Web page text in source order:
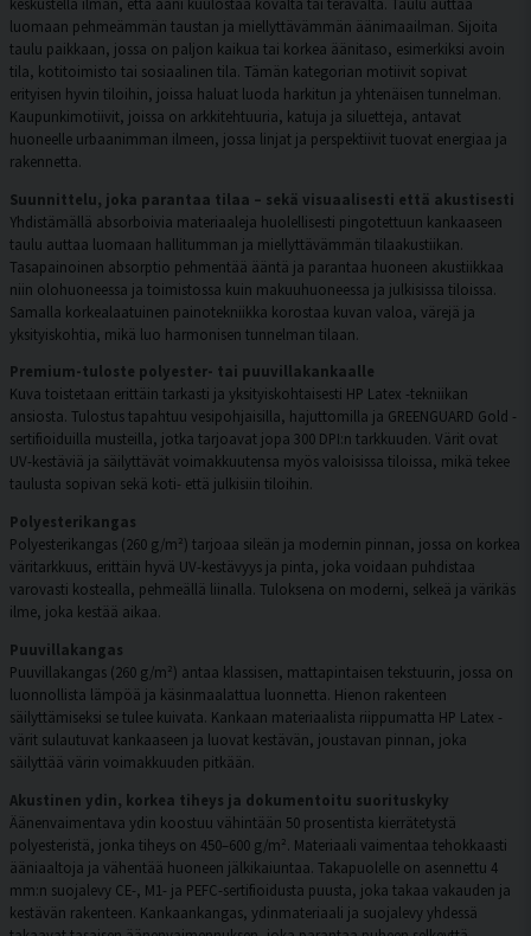
luomaan pehmeämmän taustan ja miellyttävämmän äänimaailman. Sijoita
taulu paikkaan, jossa on paljon kaikua tai korkea äänitaso, esimerkiksi avoin
tila, kotitoimisto tai sosiaalinen tila. Tämän kategorian motiivit sopivat
erityisen hyvin tiloihin, joissa haluat luoda harkitun ja yhtenäisen tunnelman.
Kaupunkimotiivit, joissa on arkkitehtuuria, katuja ja siluetteja, antavat
huoneelle urbaanimman ilmeen, jossa linjat ja perspektiivit tuovat energiaa ja
rakennetta.
Suunnittelu, joka parantaa tilaa – sekä visuaalisesti että akustisesti
Yhdistämällä absorboivia materiaaleja huolellisesti pingotettuun kankaaseen
taulu auttaa luomaan hallitumman ja miellyttävämmän tilaakustiikan.
Tasapainoinen absorptio pehmentää ääntä ja parantaa huoneen akustiikkaa
niin olohuoneessa ja toimistossa kuin makuuhuoneessa ja julkisissa tiloissa.
Samalla korkealaatuinen painotekniikka korostaa kuvan valoa, värejä ja
yksityiskohtia, mikä luo harmonisen tunnelman tilaan.
Premium-tuloste polyester- tai puuvillakankaalle
Kuva toistetaan erittäin tarkasti ja yksityiskohtaisesti HP Latex -tekniikan
ansiosta. Tulostus tapahtuu vesipohjaisilla, hajuttomilla ja GREENGUARD Gold -
sertifioiduilla musteilla, jotka tarjoavat jopa 300 DPI:n tarkkuuden. Värit ovat
UV-kestäviä ja säilyttävät voimakkuutensa myös valoisissa tiloissa, mikä tekee
taulusta sopivan sekä koti- että julkisiin tiloihin.
Polyesterikangas
Polyesterikangas (260 g/m²) tarjoaa sileän ja modernin pinnan, jossa on korkea
väritarkkuus, erittäin hyvä UV-kestävyys ja pinta, joka voidaan puhdistaa
varovasti kostealla, pehmeällä liinalla. Tuloksena on moderni, selkeä ja värikäs
ilme, joka kestää aikaa.
Puuvillakangas
Puuvillakangas (260 g/m²) antaa klassisen, mattapintaisen tekstuurin, jossa on
luonnollista lämpöä ja käsinmaalattua luonnetta. Hienon rakenteen
säilyttämiseksi se tulee kuivata. Kankaan materiaalista riippumatta HP Latex -
värit sulautuvat kankaaseen ja luovat kestävän, joustavan pinnan, joka
säilyttää värin voimakkuuden pitkään.
Akustinen ydin, korkea tiheys ja dokumentoitu suorituskyky
Äänenvaimentava ydin koostuu vähintään 50 prosentista kierrätetystä
polyesteristä, jonka tiheys on 450–600 g/m². Materiaali vaimentaa tehokkaasti
ääniaaltoja ja vähentää huoneen jälkikaiuntaa. Takapuolelle on asennettu 4
mm:n suojalevy CE-, M1- ja PEFC-sertifioidusta puusta, joka takaa vakauden ja
kestävän rakenteen. Kankaankangas, ydinmateriaali ja suojalevy yhdessä